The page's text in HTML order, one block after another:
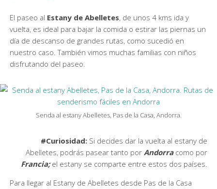
El paseo al Estany de Abelletes, de unos 4 kms ida y
vuelta, es ideal para bajar la comida o estirar las piernas un
día de descanso de grandes rutas, como sucedió en
nuestro caso. También vimos muchas familias con niños
disfrutando del paseo.
Senda al estany Abelletes, Pas de la Casa, Andorra.
#Curiosidad: Si decides dar la vuelta al estany de
Abelletes, podrás pasear tanto por Andorracomo por
Francia;el estany se comparte entre estos dos países.
Para llegar al Estany de Abelletes desde Pas de la Casa